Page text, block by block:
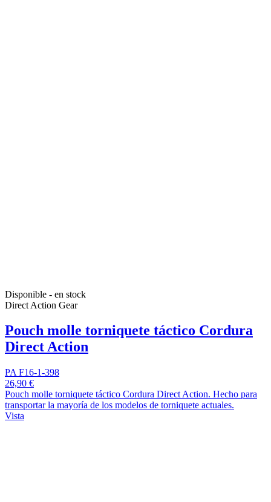
Disponible - en stock
Direct Action Gear
Pouch molle torniquete táctico Cordura
Direct Action
PA F16-1-398
26,90 €
Pouch molle torniquete táctico Cordura Direct Action. Hecho para
transportar la mayoría de los modelos de torniquete actuales.
Vista